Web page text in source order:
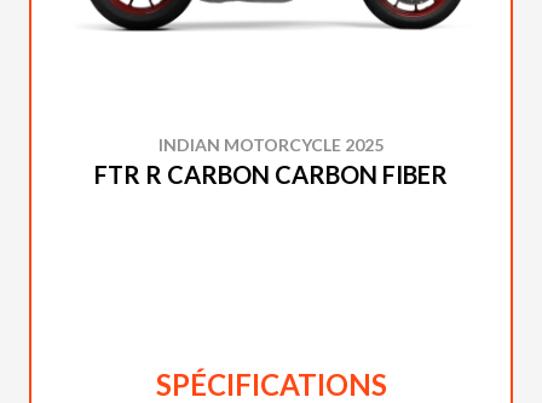
INDIAN MOTORCYCLE 2025
FTR R CARBON CARBON FIBER
SPÉCIFICATIONS